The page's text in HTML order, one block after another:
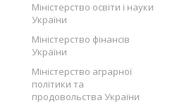
Міністерство освіти і науки
України
Міністерство фінансів
України
Міністерство аграрної
політики та
продовольства України